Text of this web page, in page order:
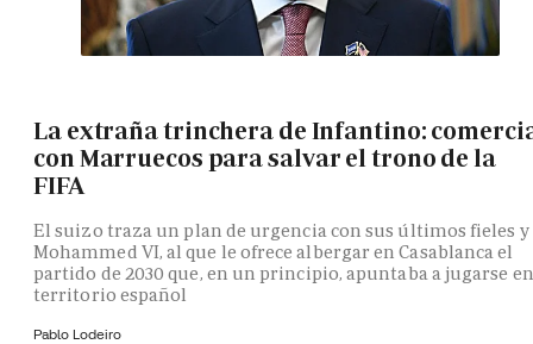
La extraña trinchera de Infantino:
con Marruecos para salvar el trono de la
FIFA
El suizo traza un plan de urgencia con sus últimos fieles y
Mohammed VI, al que le ofrece albergar en Casablanca el
partido de 2030 que, en un principio, apuntaba a jugarse en
territorio español
Pablo Lodeiro